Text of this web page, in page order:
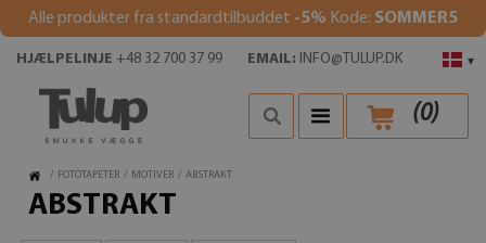
Alle produkter fra standardtilbuddet -5% Kode: SOMMER5
▾
HJÆLPELINJE +48 32 700 37 99 EMAIL: INFO@TULUP.DK
(0)
/ FOTOTAPETER / MOTIVER / ABSTRAKT
ABSTRAKT